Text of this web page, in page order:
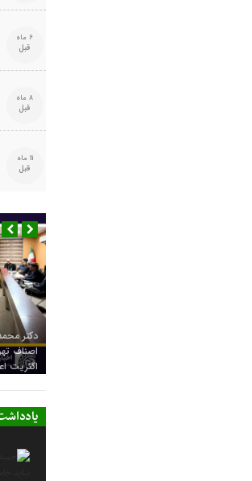
6 ماه
قبل
8 ماه
قبل
11 ماه
قبل
دکتر
اصناف
اکثریت